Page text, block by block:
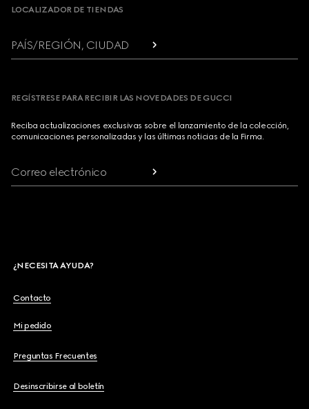
LOCALIZADOR DE TIENDAS
PAÍS/REGIÓN, CIUDAD
REGÍSTRESE PARA RECIBIR LAS NOVEDADES DE GUCCI
Reciba actualizaciones exclusivas sobre el lanzamiento de la colección,
comunicaciones personalizadas y las últimas noticias de la Firma.
Correo electrónico
¿NECESITA AYUDA?
Contacto
Mi pedido
Preguntas Frecuentes
Desinscribirse al boletín